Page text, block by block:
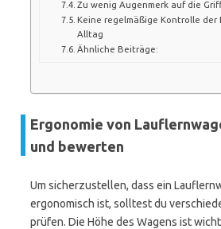
Zu wenig Augenmerk auf die
Keine regelmäßige Kontrolle der
Alltag
Ähnliche Beiträge:
Ergonomie von
und bewerten
Um sicherzustellen, dass ein
ergonomisch ist, solltest du
prüfen. Die Höhe des Wagens ist